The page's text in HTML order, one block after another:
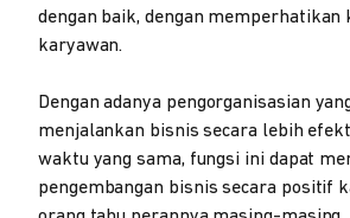
dengan baik, dengan memperhatikan
karyawan.
Dengan adanya pengorganisasian
menjalankan bisnis secara lebih
waktu yang sama, fungsi ini dapat
pengembangan bisnis secara positif